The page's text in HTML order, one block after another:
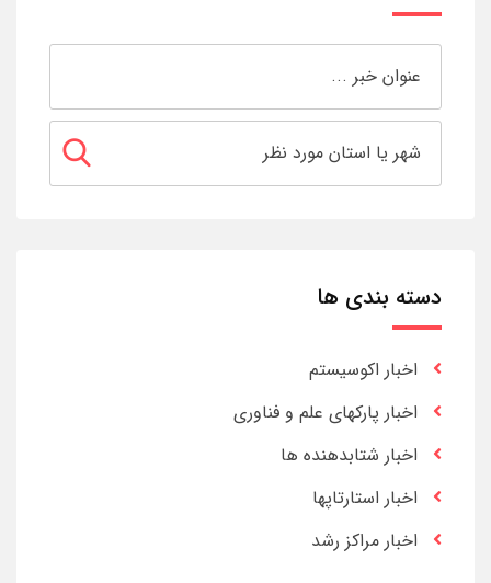
دسته بندی ها
اخبار اکوسیستم
اخبار پارکهای علم و فناوری
اخبار شتابدهنده ها
اخبار استارتاپها
اخبار مراکز رشد